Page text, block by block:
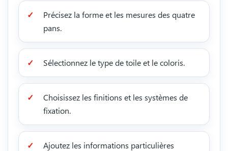
Précisez la forme et les mesures des quatre
pans.
Sélectionnez le type de toile et le coloris.
Choisissez les finitions et les systèmes de
fixation.
Ajoutez les informations particulières